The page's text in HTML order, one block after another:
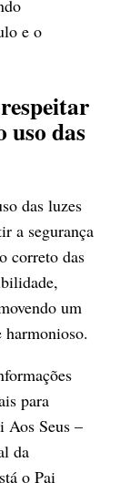
e o
uso das
das luzes
a segurança
correto das
um
harmonioso.
para
Aos Seus –
da
o Pai